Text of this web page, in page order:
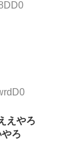
えやろ
ろ